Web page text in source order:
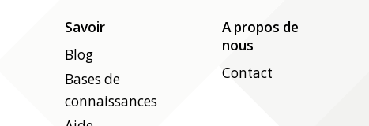
Savoir
Blog
Bases de
connaissances
A propos de
nous
Contact